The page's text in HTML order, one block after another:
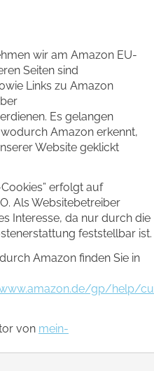
wir am Amazon EU-
Seiten sind
Links zu Amazon
Es gelangen
Amazon erkennt,
Website geklickt
erfolgt auf
Als Websitebetreiber
Interesse, da nur durch die
feststellbar ist.
Amazon finden Sie in
gp/help/
von mein-